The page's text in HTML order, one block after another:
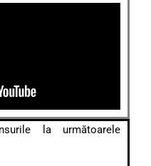
la următoarele